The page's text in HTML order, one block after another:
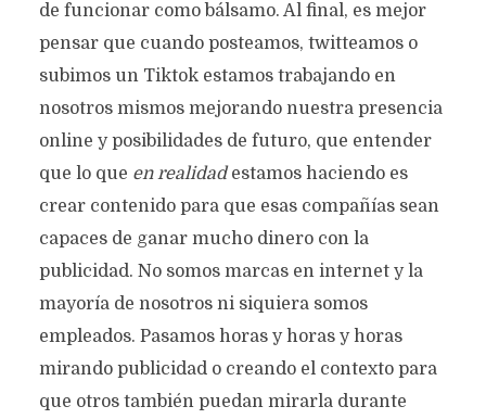
de funcionar como bálsamo. Al final, es mejor
pensar que cuando posteamos, twitteamos o
subimos un Tiktok estamos trabajando en
nosotros mismos mejorando nuestra presencia
online y posibilidades de futuro, que entender
que lo que en realidadestamos haciendo es
crear contenido para que esas compañías sean
capaces de ganar mucho dinero con la
publicidad. No somos marcas en internet y la
mayoría de nosotros ni siquiera somos
empleados. Pasamos horas y horas y horas
mirando publicidad o creando el contexto para
que otros también puedan mirarla durante